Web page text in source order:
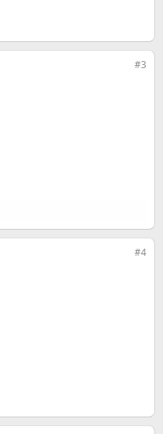
#3
#4